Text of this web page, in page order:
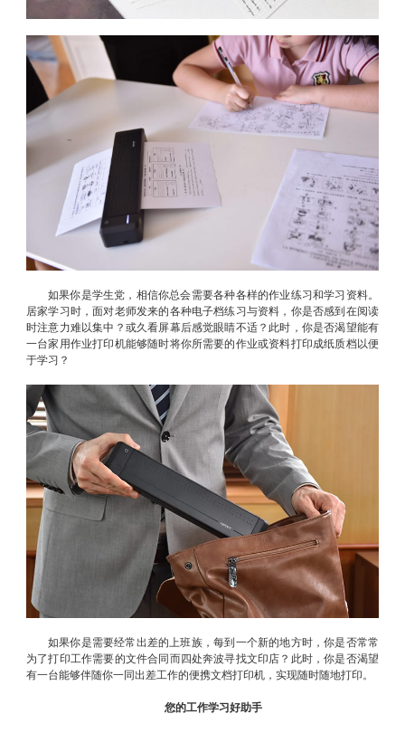
如果你是学生党，相信你总会需要各种各样的作业练习和学习资料。
居家学习时，面对老师发来的各种电子档练习与资料，你是否感到在阅读
时注意力难以集中？或久看屏幕后感觉眼睛不适？此时，你是否渴望能有
一台家用作业打印机能够随时将你所需要的作业或资料打印成纸质档以便
于学习？
如果你是需要经常出差的上班族，每到一个新的地方时，你是否常常
为了打印工作需要的文件合同而四处奔波寻找文印店？此时，你是否渴望
有一台能够伴随你一同出差工作的便携文档打印机，实现随时随地打印。
您的工作学习好助手